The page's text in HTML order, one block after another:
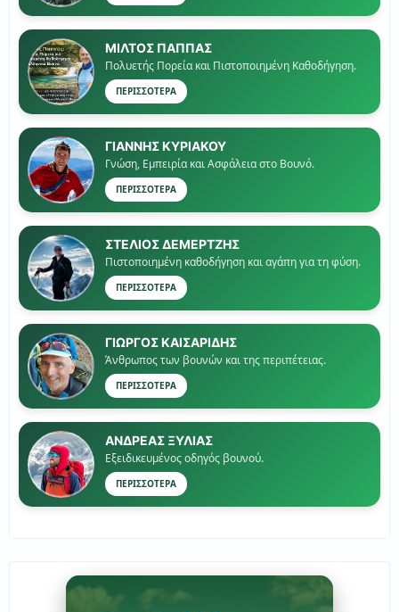
ΜΙΛΤΟΣ ΠΑΠΠΑΣ
Πολυετής Πορεία και Πιστοποιημένη Καθοδήγηση.
ΠΕΡΙΣΣΟΤΕΡΑ
ΓΙΑΝΝΗΣ ΚΥΡΙΑΚΟΥ
Γνώση, Εμπειρία και Ασφάλεια στο Βουνό.
ΠΕΡΙΣΣΟΤΕΡΑ
ΣΤΕΛΙΟΣ ΔΕΜΕΡΤΖΗΣ
Πιστοποιημένη καθοδήγηση και αγάπη για τη φύση.
ΠΕΡΙΣΣΟΤΕΡΑ
ΓΙΏΡΓΟΣ ΚΑΙΣΑΡΙΔΗΣ
Άνθρωπος των βουνών και της περιπέτειας.
ΠΕΡΙΣΣΟΤΕΡΑ
ΑΝΔΡΕΑΣ ΞΥΛΙΑΣ
Εξειδικευμένος οδηγός βουνού.
ΠΕΡΙΣΣΟΤΕΡΑ